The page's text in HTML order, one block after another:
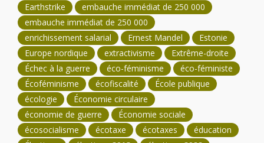
Earthstrike
embauche immédiat de 250 000
embauche immédiat de 250 000
enrichissement salarial
Ernest Mandel
Estonie
Europe nordique
extractivisme
Extrême-droite
Échec à la guerre
éco-féminisme
éco-féministe
Écoféminisme
écofiscalité
École publique
écologie
Économie circulaire
économie de guerre
Économie sociale
écosocialisme
écotaxe écotaxes
éducation